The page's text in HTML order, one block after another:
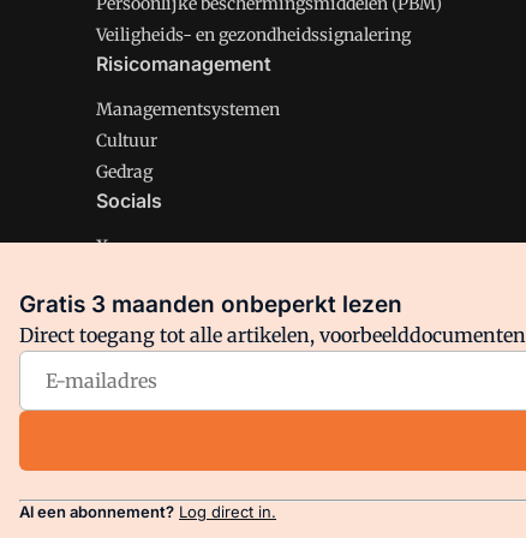
Veiligheids- en gezondheidssignalering
Risicomanagement
Managementsystemen
Cultuur
Gedrag
Socials
X
Facebook
Arbo is onderdeel van VMN media. Lees inons
Gratis 3 maanden onbeperkt lezen
Direct toegang tot alle artikelen,
Al een abonnement? Log direct in.